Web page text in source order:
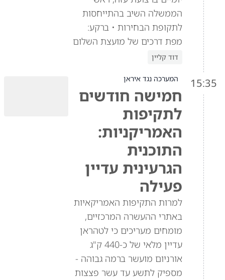
הממשלה השיב בהתייחסות
לתקופת הבחירות • ברקע:
מפת דרכים של מועצת השלום
דוד קליין
15:35 המערכה נגד איראן
חמישה חודשים
לתקיפות
האמריקניות:
התוכנית
הגרעינית עדיין
פעילה
למרות התקיפות האמריקאיות
באתרי ההעשרה המרכזיים,
מומחים מעריכים כי לטהראן
עדיין מלאי של כ-440 ק"ג
אורניום מועשר ברמה גבוהה -
מספיק לתשע עד עשר פצצות